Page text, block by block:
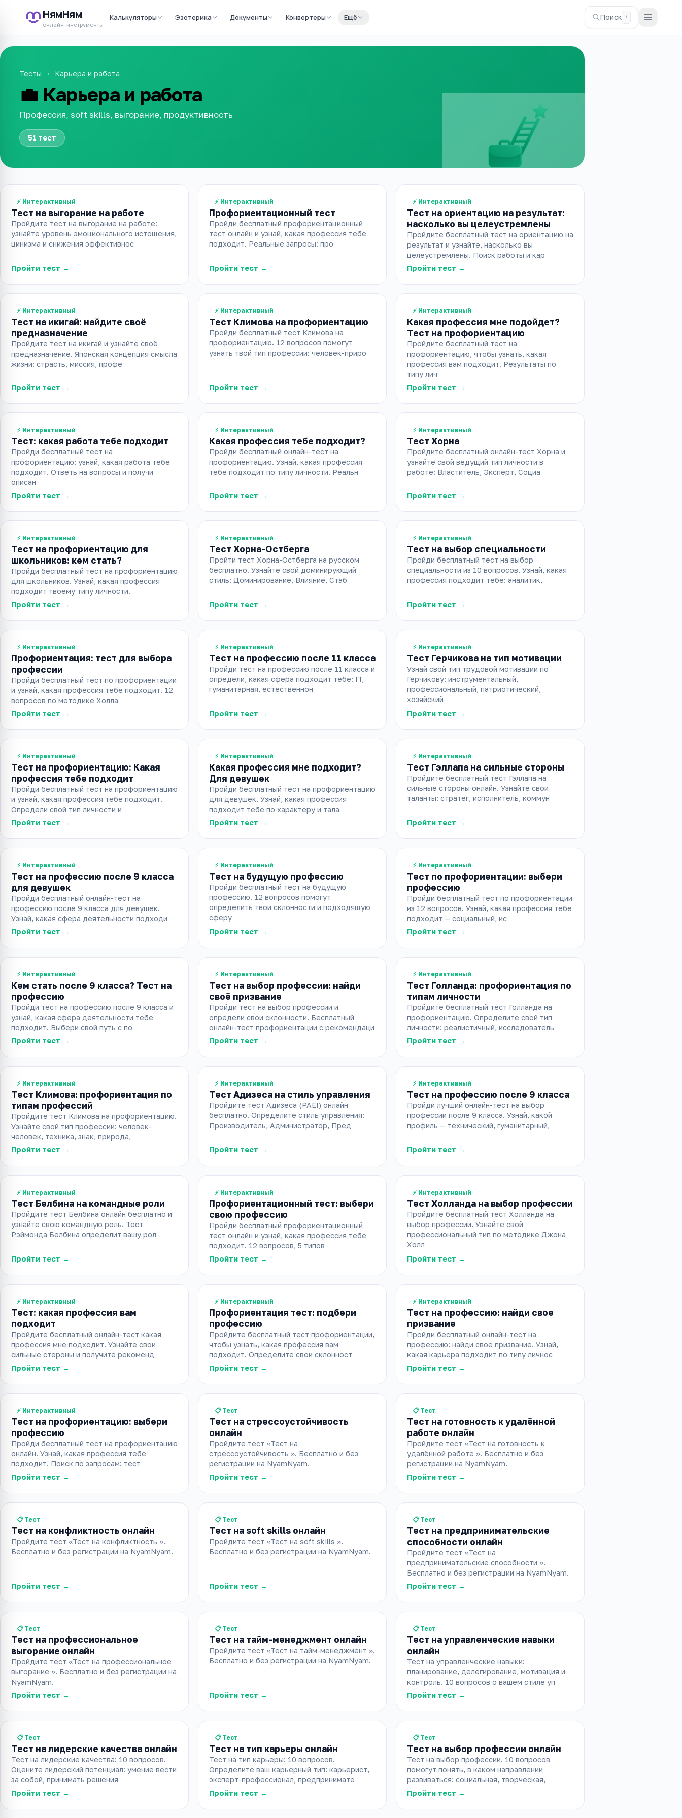
НямНям
онлайн-инструменты
Калькуляторы Эзотерика Документы Конвертеры Ещё Поиск /
Тесты › Карьера и работа
💼 Карьера и работа
Профессия, soft skills, выгорание, продуктивность
51 тест
⚡ Интерактивный
Тест на выгорание на работе
Пройдите тест на выгорание на работе:
узнайте уровень эмоционального истощения,
цинизма и снижения эффективнос
Пройти тест →
⚡ Интерактивный
Профориентационный тест
Пройди бесплатный профориентационный
тест онлайн и узнай, какая профессия тебе
подходит. Реальные запросы: про
Пройти тест →
⚡ Интерактивный
Тест на ориентацию на результат:
насколько вы целеустремлены
Пройдите бесплатный тест на ориентацию на
результат и узнайте, насколько вы
целеустремлены. Поиск работы и кар
Пройти тест →
⚡ Интерактивный
Тест на икигай: найдите своё
предназначение
Пройдите тест на икигай и узнайте своё
предназначение. Японская концепция смысла
жизни: страсть, миссия, профе
Пройти тест →
⚡ Интерактивный
Тест Климова на профориентацию
Пройди бесплатный тест Климова на
профориентацию. 12 вопросов помогут
узнать твой тип профессии: человек-приро
Пройти тест →
⚡ Интерактивный
Какая профессия мне подойдет?
Тест на профориентацию
Пройдите бесплатный тест на
профориентацию, чтобы узнать, какая
профессия вам подходит. Результаты по
типу лич
Пройти тест →
⚡ Интерактивный
Тест: какая работа тебе подходит
Пройди бесплатный тест на
профориентацию: узнай, какая работа тебе
подходит. Ответь на вопросы и получи
описан
Пройти тест →
⚡ Интерактивный
Какая профессия тебе подходит?
Пройди бесплатный онлайн-тест на
профориентацию. Узнай, какая профессия
тебе подходит по типу личности. Реальн
Пройти тест →
⚡ Интерактивный
Тест Хорна
Пройдите бесплатный онлайн-тест Хорна и
узнайте свой ведущий тип личности в
работе: Властитель, Эксперт, Социа
Пройти тест →
⚡ Интерактивный
Тест на профориентацию для
школьников: кем стать?
Пройди бесплатный тест на профориентацию
для школьников. Узнай, какая профессия
подходит твоему типу личности.
Пройти тест →
⚡ Интерактивный
Тест Хорна-Остберга
Пройти тест Хорна-Остберга на русском
бесплатно. Узнайте свой доминирующий
стиль: Доминирование, Влияние, Стаб
Пройти тест →
⚡ Интерактивный
Тест на выбор специальности
Пройди бесплатный тест на выбор
специальности из 10 вопросов. Узнай, какая
профессия подходит тебе: аналитик,
Пройти тест →
⚡ Интерактивный
Профориентация: тест для выбора
профессии
Пройди бесплатный тест по профориентации
и узнай, какая профессия тебе подходит. 12
вопросов по методике Холла
Пройти тест →
⚡ Интерактивный
Тест на профессию после 11 класса
Пройди тест на профессию после 11 класса и
определи, какая сфера подходит тебе: IT,
гуманитарная, естественнон
Пройти тест →
⚡ Интерактивный
Тест Герчикова на тип мотивации
Узнай свой тип трудовой мотивации по
Герчикову: инструментальный,
профессиональный, патриотический,
хозяйский
Пройти тест →
⚡ Интерактивный
Тест на профориентацию: Какая
профессия тебе подходит
Пройди бесплатный тест на профориентацию
и узнай, какая профессия тебе подходит.
Определи свой тип личности и
Пройти тест →
⚡ Интерактивный
Какая профессия мне подходит?
Для девушек
Пройди бесплатный тест на профориентацию
для девушек. Узнай, какая профессия
подходит тебе по характеру и тала
Пройти тест →
⚡ Интерактивный
Тест Гэллапа на сильные стороны
Пройдите бесплатный тест Гэллапа на
сильные стороны онлайн. Узнайте свои
таланты: стратег, исполнитель, коммун
Пройти тест →
⚡ Интерактивный
Тест на профессию после 9 класса
для девушек
Пройди бесплатный онлайн-тест на
профессию после 9 класса для девушек.
Узнай, какая сфера деятельности подходи
Пройти тест →
⚡ Интерактивный
Тест на будущую профессию
Пройди бесплатный тест на будущую
профессию. 12 вопросов помогут
определить твои склонности и подходящую
сферу
Пройти тест →
⚡ Интерактивный
Тест по профориентации: выбери
профессию
Пройди бесплатный тест по профориентации
из 12 вопросов. Узнай, какая профессия тебе
подходит — социальный, ис
Пройти тест →
⚡ Интерактивный
Кем стать после 9 класса? Тест на
профессию
Пройди тест на профессию после 9 класса и
узнай, какая сфера деятельности тебе
подходит. Выбери свой путь с по
Пройти тест →
⚡ Интерактивный
Тест на выбор профессии: найди
своё призвание
Пройди тест на выбор профессии и
определи свои склонности. Бесплатный
онлайн-тест профориентации с рекомендаци
Пройти тест →
⚡ Интерактивный
Тест Голланда: профориентация по
типам личности
Пройдите бесплатный тест Голланда на
профориентацию. Определите свой тип
личности: реалистичный, исследователь
Пройти тест →
⚡ Интерактивный
Тест Климова: профориентация по
типам профессий
Пройдите тест Климова на профориентацию.
Узнайте свой тип профессии: человек-
человек, техника, знак, природа,
Пройти тест →
⚡ Интерактивный
Тест Адизеса на стиль управления
Пройдите тест Адизеса (PAEI) онлайн
бесплатно. Определите стиль управления:
Производитель, Администратор, Пред
Пройти тест →
⚡ Интерактивный
Тест на профессию после 9 класса
Пройди лучший онлайн-тест на выбор
профессии после 9 класса. Узнай, какой
профиль — технический, гуманитарный,
Пройти тест →
⚡ Интерактивный
Тест Белбина на командные роли
Пройдите тест Белбина онлайн бесплатно и
узнайте свою командную роль. Тест
Рэймонда Белбина определит вашу рол
Пройти тест →
⚡ Интерактивный
Профориентационный тест: выбери
свою профессию
Пройди бесплатный профориентационный
тест онлайн и узнай, какая профессия тебе
подходит. 12 вопросов, 5 типов
Пройти тест →
⚡ Интерактивный
Тест Холланда на выбор профессии
Пройдите бесплатный тест Холланда на
выбор профессии. Узнайте свой
профессиональный тип по методике Джона
Холл
Пройти тест →
⚡ Интерактивный
Тест: какая профессия вам
подходит
Пройдите бесплатный онлайн-тест какая
профессия мне подходит. Узнайте свои
сильные стороны и получите рекоменд
Пройти тест →
⚡ Интерактивный
Профориентация тест: подбери
профессию
Пройдите бесплатный тест профориентации,
чтобы узнать, какая профессия вам
подходит. Определите свои склонност
Пройти тест →
⚡ Интерактивный
Тест на профессию: найди свое
призвание
Пройди бесплатный онлайн-тест на
профессию: найди свое призвание. Узнай,
какая карьера подходит по типу личнос
Пройти тест →
⚡ Интерактивный
Тест на профориентацию: выбери
профессию
Пройди бесплатный тест на профориентацию
онлайн. Узнай, какая профессия тебе
подходит. Поиск по запросам: тест
Пройти тест →
📋 Тест
Тест на стрессоустойчивость
онлайн
Пройдите тест «Тест на
стрессоустойчивость ». Бесплатно и без
регистрации на NyamNyam.
Пройти тест →
📋 Тест
Тест на готовность к удалённой
работе онлайн
Пройдите тест «Тест на готовность к
удалённой работе ». Бесплатно и без
регистрации на NyamNyam.
Пройти тест →
📋 Тест
Тест на конфликтность онлайн
Пройдите тест «Тест на конфликтность ».
Бесплатно и без регистрации на NyamNyam.
Пройти тест →
📋 Тест
Тест на soft skills онлайн
Пройдите тест «Тест на soft skills ».
Бесплатно и без регистрации на NyamNyam.
Пройти тест →
📋 Тест
Тест на предпринимательские
способности онлайн
Пройдите тест «Тест на
предпринимательские способности ».
Бесплатно и без регистрации на NyamNyam.
Пройти тест →
📋 Тест
Тест на профессиональное
выгорание онлайн
Пройдите тест «Тест на профессиональное
выгорание ». Бесплатно и без регистрации на
NyamNyam.
Пройти тест →
📋 Тест
Тест на тайм-менеджмент онлайн
Пройдите тест «Тест на тайм-менеджмент ».
Бесплатно и без регистрации на NyamNyam.
Пройти тест →
📋 Тест
Тест на управленческие навыки
онлайн
Тест на управленческие навыки:
планирование, делегирование, мотивация и
контроль. 10 вопросов о вашем стиле уп
Пройти тест →
📋 Тест
Тест на лидерские качества онлайн
Тест на лидерские качества: 10 вопросов.
Оцените лидерский потенциал: умение вести
за собой, принимать решения
Пройти тест →
📋 Тест
Тест на тип карьеры онлайн
Тест на тип карьеры: 10 вопросов.
Определите ваш карьерный тип: карьерист,
эксперт-профессионал, предпринимате
Пройти тест →
📋 Тест
Тест на выбор профессии онлайн
Тест на выбор профессии. 10 вопросов
помогут понять, в каком направлении
развиваться: социальная, творческая,
Пройти тест →